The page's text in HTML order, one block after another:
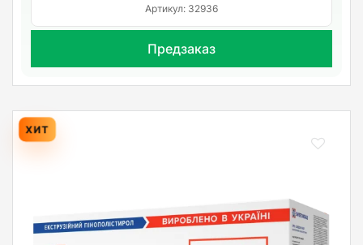
Артикул: 32936
Предзаказ
ХИТ